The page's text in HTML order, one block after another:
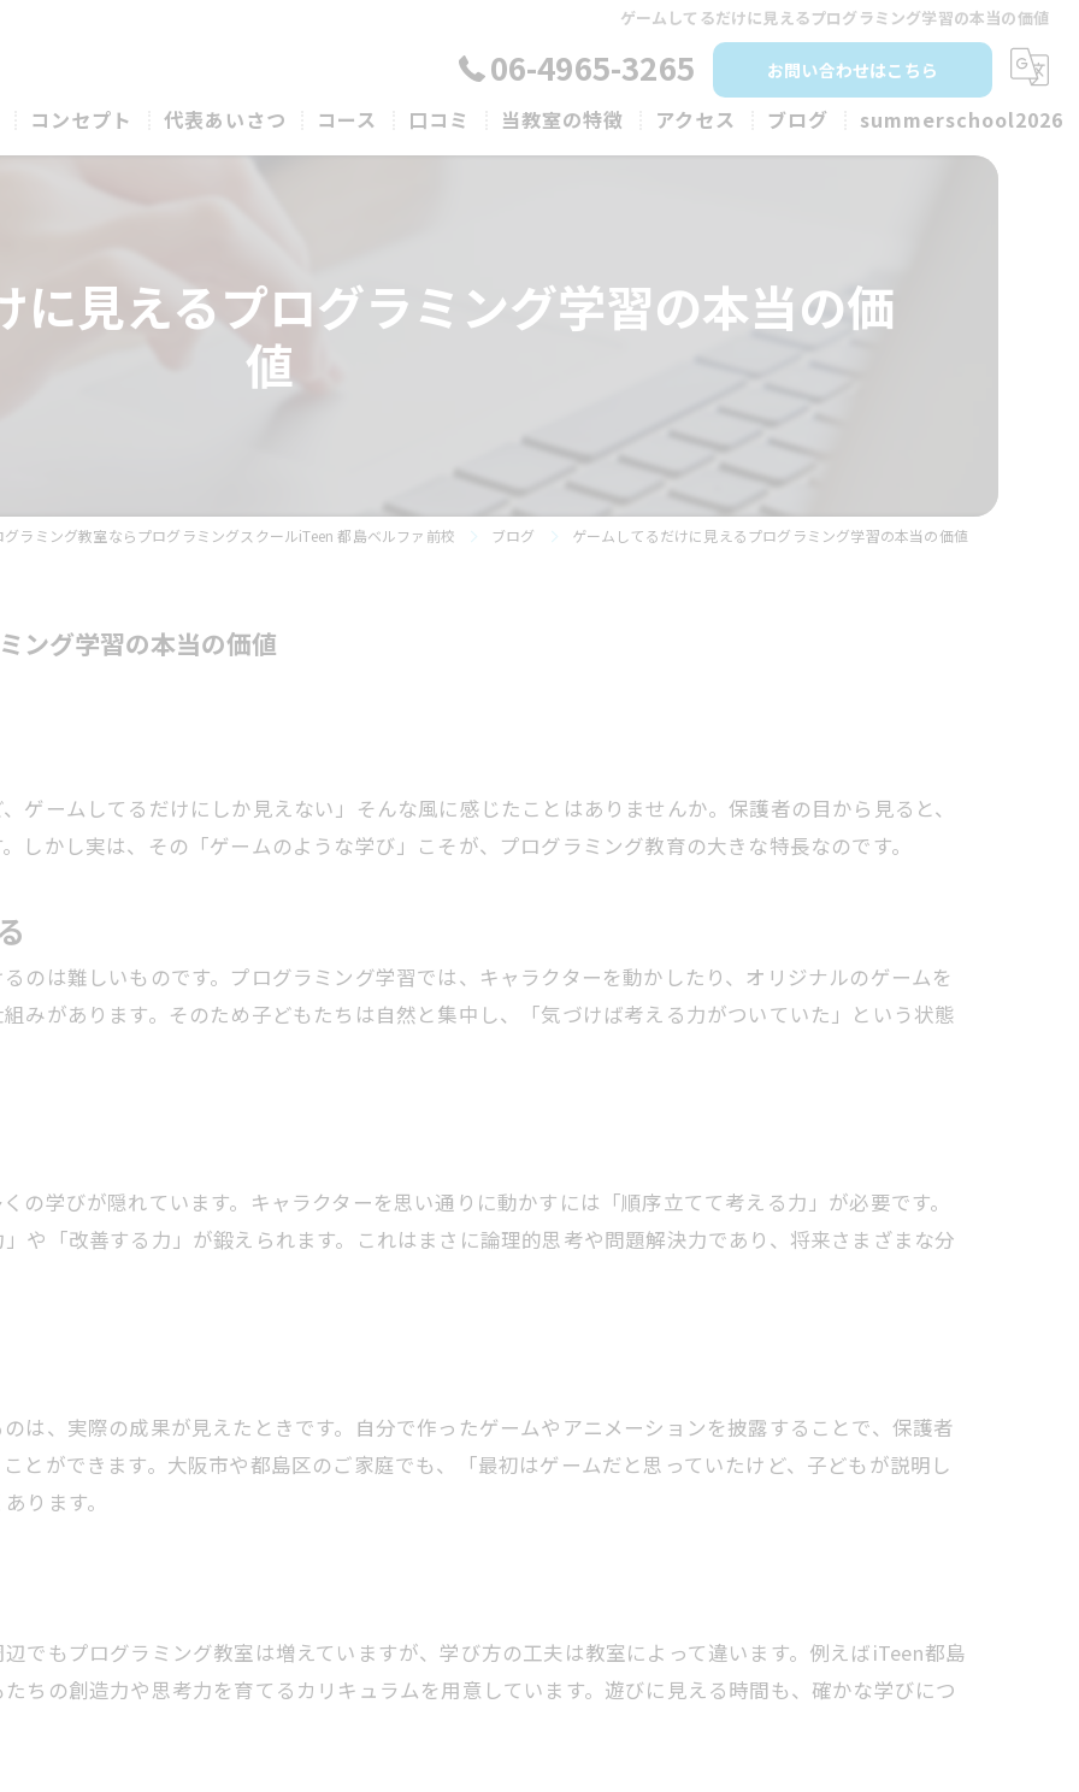
ゲームしてるだけに見えるプログラミング学習の本当の価値
06-4965-3265 お問い合わせはこちら
コンセプト 代表あいさつ コース 口コミ 当教室の特徴
完全個別指導
アクセス ブログ summerschool2026
に見えるプログラミング学習の本当の価
値
ラミング教室ならプログラミングスクールiTeen 都島ベルファ前校 ブログ ゲームしてるだけに見えるプログラミング学習の本当の価値
ング学習の本当の価値
ゲームしてるだけにしか見えない」そんな風に感じたことはありませんか。保護者の目から見ると、
しかし実は、その「ゲームのような学び」こそが、プログラミング教育の大きな特長なのです。
のは難しいものです。プログラミング学習では、キャラクターを動かしたり、オリジナルのゲームを
みがあります。そのため子どもたちは自然と集中し、「気づけば考える力がついていた」という状態
の学びが隠れています。キャラクターを思い通りに動かすには「順序立てて考える力」が必要です。
や「改善する力」が鍛えられます。これはまさに論理的思考や問題解決力であり、将来さまざまな分
は、実際の成果が見えたときです。自分で作ったゲームやアニメーションを披露することで、保護者
とができます。大阪市や都島区のご家庭でも、「最初はゲームだと思っていたけど、子どもが説明し
ります。
でもプログラミング教室は増えていますが、学び方の工夫は教室によって違います。例えばiTeen都島
ちの創造力や思考力を育てるカリキュラムを用意しています。遊びに見える時間も、確かな学びにつ